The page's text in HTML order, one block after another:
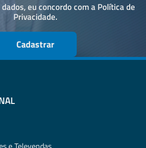
eu concordo com aPolítica de
Privacidade.
Cadastrar